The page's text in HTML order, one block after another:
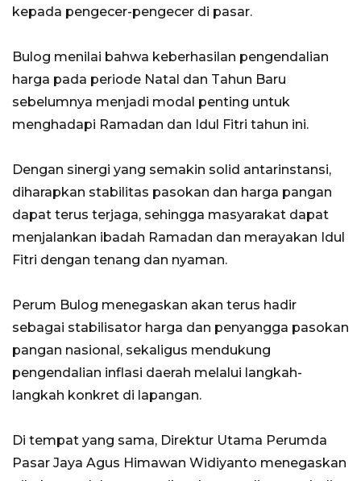
kepada pengecer-pengecer di pasar.
Bulog menilai bahwa keberhasilan pengendalian
harga pada periode Natal dan Tahun Baru
sebelumnya menjadi modal penting untuk
menghadapi Ramadan dan Idul Fitri tahun ini.
Dengan sinergi yang semakin solid antarinstansi,
diharapkan stabilitas pasokan dan harga pangan
dapat terus terjaga, sehingga masyarakat dapat
menjalankan ibadah Ramadan dan merayakan Idul
Fitri dengan tenang dan nyaman.
Perum Bulog menegaskan akan terus hadir
sebagai stabilisator harga dan penyangga pasokan
pangan nasional, sekaligus mendukung
pengendalian inflasi daerah melalui langkah-
langkah konkret di lapangan.
Di tempat yang sama, Direktur Utama Perumda
Pasar Jaya Agus Himawan Widiyanto menegaskan